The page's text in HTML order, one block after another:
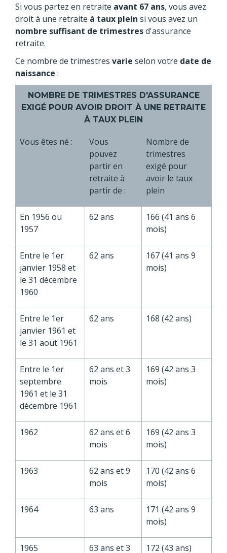
Si vous partez en retraite avant 67 ans, vous avez
droit à une retraite à taux plein si vous avez un
nombre suffisant de trimestresd'assurance
retraite.
Ce nombre de trimestres varie selon votre date de
naissance :
NOMBRE DE TRIMESTRES D'ASSURANCE
EXIGÉ POUR AVOIR DROIT À UNE RETRAITE
À TAUX PLEIN
Vous êtes né :
Vous
pouvez
partir en
retraite à
partir de :
Nombre de
trimestres
exigé pour
avoir le taux
plein
En 1956 ou
1957
62 ans
166 (41 ans 6
mois)
Entre le 1er
janvier 1958 et
le 31 décembre
1960
62 ans
167 (41 ans 9
mois)
Entre le 1er
janvier 1961 et
le 31 aout 1961
62 ans 168 (42 ans)
Entre le 1er
septembre
1961 et le 31
décembre 1961
62 ans et 3
mois
169 (42 ans 3
mois)
1962
62 ans et 6
mois
169 (42 ans 3
mois)
1963
62 ans et 9
mois
170 (42 ans 6
mois)
1964 63 ans
171 (42 ans 9
mois)
1965 63 ans et 3 172 (43 ans)